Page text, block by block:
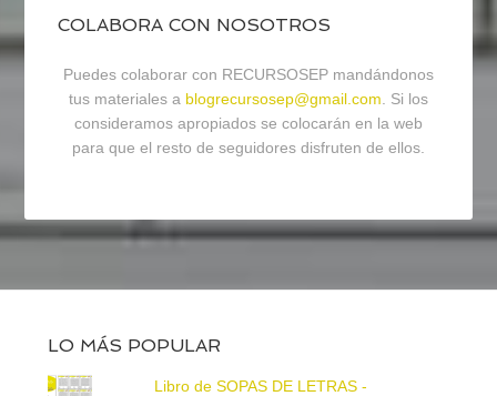
COLABORA CON NOSOTROS
Puedes colaborar con RECURSOSEP mandándonos
tus materiales a blogrecursosep@gmail.com. Si los
consideramos apropiados se colocarán en la web
para que el resto de seguidores disfruten de ellos.
LO MÁS POPULAR
Libro de SOPAS DE LETRAS -